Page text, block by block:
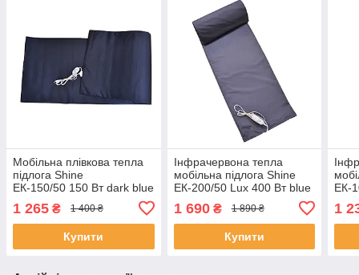
Мобільна плівкова тепла
підлога Shine
ЕК-150/50 150 Вт dark blue
1 265 ₴ 1 400 ₴
Купити
Інфрачервона тепла
мобільна підлога Shine
ЕК-200/50 Lux 400 Вт blue
1 690₴ 1 890 ₴
Купити
ЕК-
1